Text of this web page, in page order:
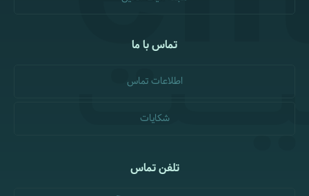
تماس با ما
اطلاعات تماس
شکایات
تلفن تماس